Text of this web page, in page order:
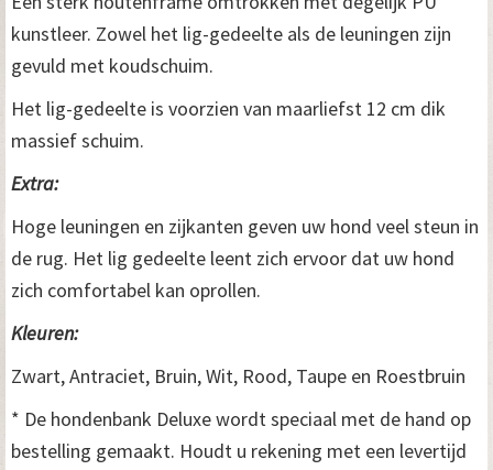
kunstleer. Zowel het lig-gedeelte als de leuningen zijn
gevuld met koudschuim.
Het lig-gedeelte is voorzien van maarliefst 12 cm dik
massief schuim.
Extra:
Hoge leuningen en zijkanten geven uw hond veel steun in
de rug. Het lig gedeelte leent zich ervoor dat uw hond
zich comfortabel kan oprollen.
Kleuren:
Zwart, Antraciet, Bruin, Wit, Rood, Taupe en Roestbruin
* De hondenbank Deluxe wordt speciaal met de hand op
bestelling gemaakt. Houdt u rekening met een levertijd